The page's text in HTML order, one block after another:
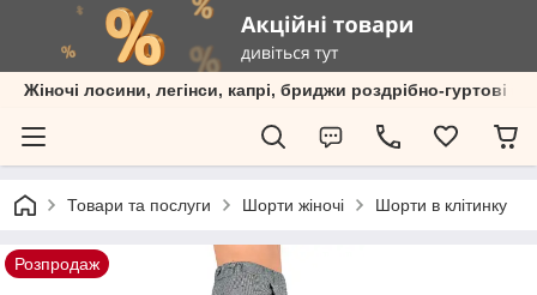
Жіночі лосини, легінси, капрі, бриджи роздрібно-гуртові
Товари та послуги Шорти жіночі Шорти в клітинку
Розпродаж